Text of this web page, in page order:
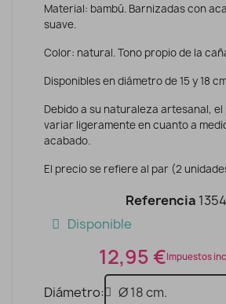
Material: bambú. Barnizadas con
suave.
Color: natural. Tono propio de la
Disponibles en diámetro de 15 y 18
Debido a su naturaleza artesanal,
variar ligeramente en cuanto a
acabado.
El precio se refiere al par (2
Referencia 1354
Disponible
12,95 €Impuestos
Diámetro